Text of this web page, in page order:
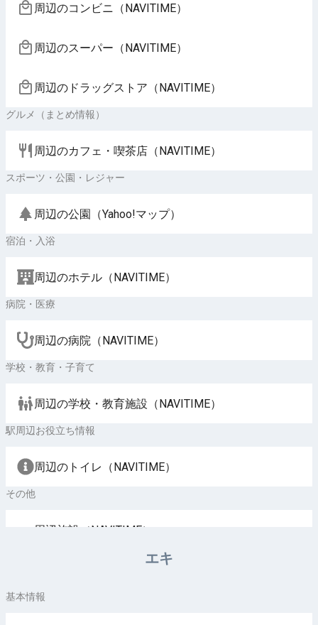
周辺のコンビニ（NAVITIME）
周辺のスーパー（NAVITIME）
周辺のドラッグストア（NAVITIME）
グルメ（まとめ情報）
周辺のカフェ・喫茶店（NAVITIME）
スポーツ・公園・レジャー
周辺の公園（Yahoo!マップ）
宿泊・入浴
周辺のホテル（NAVITIME）
病院・医療
周辺の病院（NAVITIME）
学校・教育・子育て
周辺の学校・教育施設（NAVITIME）
駅周辺お役立ち情報
周辺のトイレ（NAVITIME）
その他
周辺施設（NAVITIME）
エキ
基本情報